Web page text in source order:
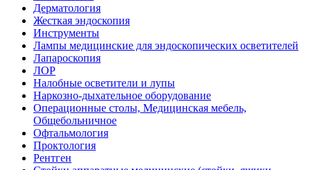
Дерматология
Жесткая эндоскопия
Инструменты
Лампы медицинские для эндоскопических осветителей
Лапароскопия
ЛОР
Налобные осветители и лупы
Наркозно-дыхательное оборудование
Операционные столы, Медицинская мебель,
Общебольничное
Офтальмология
Проктология
Рентген